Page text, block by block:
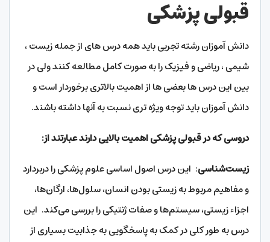
قبولی پزشکی
دانش آموزان رشته تجربی باید همه درس های از جمله زیست ،
شیمی ، ریاضی و فیزیک را به صورت کامل مطالعه کنند ولی در
بین این درس ها بعضی ها از اهمیت بالاتری برخوردار است و
دانش آموزان باید توجه ویژه تری نسبت به آنها داشته باشند.
دروسی که در قبولی پزشکی اهمیت بالایی دارند عبارتند از:
زیست‌شناسی: این درس اصول اساسی علوم پزشکی را دربردارد
و مفاهیم مربوط به زیستی بودن انسان، سلول‌ها، ارگان‌ها،
اجزاء زیستی، سیستم‌ها و صفات ژنتیکی را بررسی می‌کند. این
درس به طور کلی در کمک به پاسخگویی به جذابیت بسیاری از